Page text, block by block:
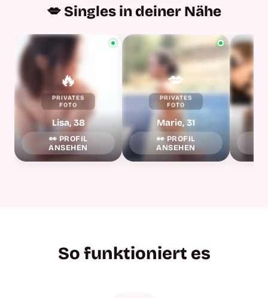
💋 Singles in deiner Nähe
🔥
PRIVATES
FOTO
Lisa, 38
👀 PROFIL
ANSEHEN
💋
PRIVATES
FOTO
Marie, 31
👀 PROFIL
ANSEHEN
So funktioniert es